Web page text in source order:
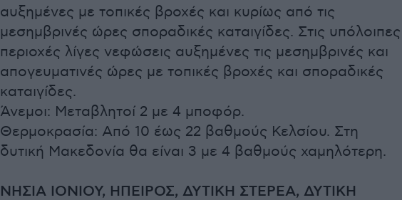
αυξημένες με τοπικές βροχές και κυρίως από τις
μεσημβρινές ώρες σποραδικές καταιγίδες. Στις υπόλοιπες
περιοχές λίγες νεφώσεις αυξημένες τις μεσημβρινές και
απογευματινές ώρες με τοπικές βροχές και σποραδικές
καταιγίδες.
Άνεμοι: Μεταβλητοί 2 με 4 μποφόρ.
Θερμοκρασία: Από 10 έως 22 βαθμούς Κελσίου. Στη
δυτική Μακεδονία θα είναι 3 με 4 βαθμούς χαμηλότερη.
ΝΗΣΙΑ ΙΟΝΙΟΥ, ΗΠΕΙΡΟΣ, ΔΥΤΙΚΗ ΣΤΕΡΕΑ, ΔΥΤΙΚΗ